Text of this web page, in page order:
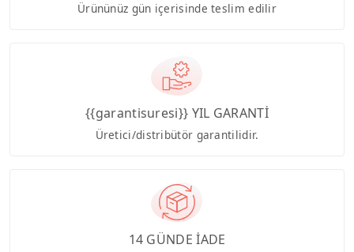
Ürününüz gün içerisinde teslim edilir
{{garantisuresi}} YIL GARANTİ
Üretici/distribütör garantilidir.
14 GÜNDE İADE